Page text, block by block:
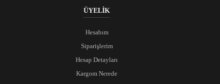
ÜYELİK
Hesabım
Siparişlerim
Hesap Detayları
Kargom Nerede